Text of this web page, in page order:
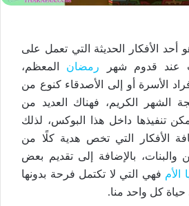
رمضان 2026 هو أحد الأفكار الحديثة التي تعمل على
عند قدوم شهر رمضان المعظم،
الأسرة أو إلى الأصدقاء كنوع من
الشهر الكريم، فهناك العديد من
يمكن تنفيذها داخل هذا البوكس، لذلك
الأفكار التي تخص هدية كلًا من
والبنات، بالإضافة إلى تقديم بعض
الأم فهي التي لا تكتمل فرحة بدونها
حياة كل واحد منا.